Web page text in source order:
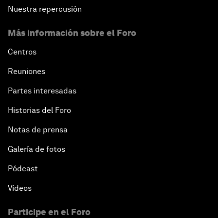
Nuestra repercusión
Más información sobre el Foro
Centros
Reuniones
Partes interesadas
Historias del Foro
Notas de prensa
Galería de fotos
Pódcast
Vídeos
Participe en el Foro